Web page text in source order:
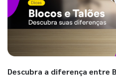
Descubra a diferença entre